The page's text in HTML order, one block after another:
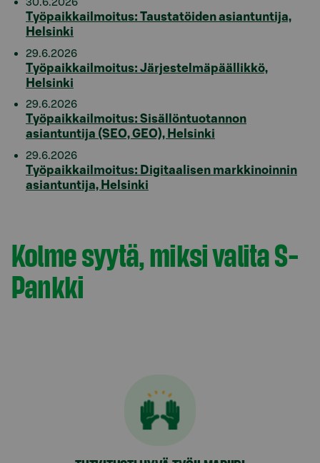
30.6.2026
Työpaikkailmoitus: Taustatöiden asiantuntija,
Helsinki
29.6.2026
Työpaikkailmoitus: Järjestelmäpäällikkö,
Helsinki
29.6.2026
Työpaikkailmoitus: Sisällöntuotannon
asiantuntija (SEO, GEO), Helsinki
29.6.2026
Työpaikkailmoitus: Digitaalisen markkinoinnin
asiantuntija, Helsinki
Kolme syytä, miksi valita S-
Pankki